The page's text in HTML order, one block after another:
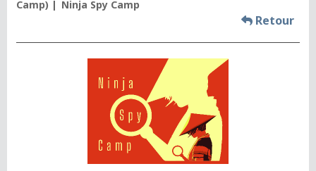
Camp)
Ninja Spy Camp
Retour